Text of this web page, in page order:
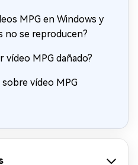
MPG en Windows y
no se reproducen?
vídeo MPG dañado?
vídeo MPG